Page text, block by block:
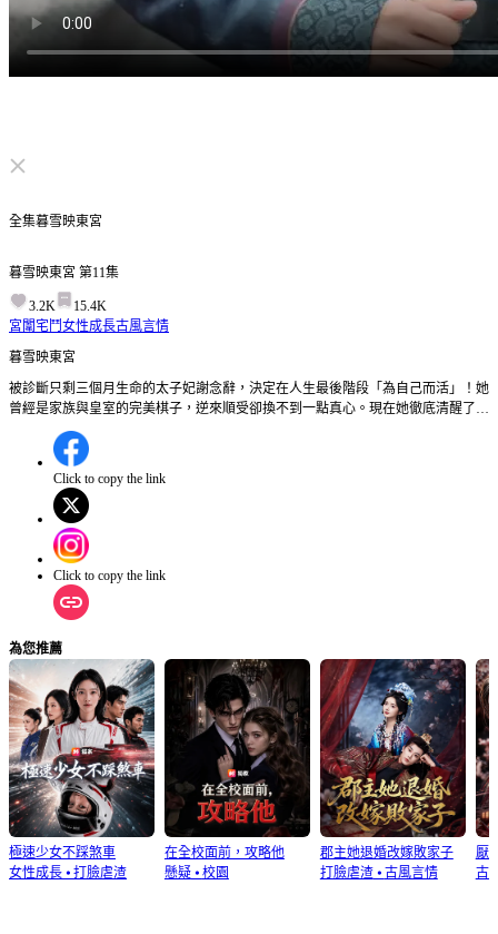
点击取消静音
全集暮雪映東宮
暮雪映東宮 第11集
3.2K
15.4K
宮闈宅鬥女性成長古風言情
暮雪映東宮
被診斷只剩三個月生命的太子妃謝念辭，決定在人生最後階段「為自己而活」！她
曾經是家族與皇室的完美棋子，逆來順受卻換不到一點真心。現在她徹底清醒了
——倒掉苦藥、拋開禮法，還狠狠賞了惡兄巴掌，智鬥心機宮妃、舌戰皇后，一連
串爆走行徑震驚整個朝野！連一向對她不屑一顧的太子蕭珩，也忍不住對她刮目相
看。而在步球比賽中，她化名參賽、驚豔全場，更在關鍵時刻揭開身份，讓所有人
看見她隱藏已久的鋒芒。夕陽下，她笑得肆意又閃亮，像一道光直接撞進太子心
裡……這場「向死而生」的瘋狂逆襲，究竟會讓太子追妻成功，還是她將在三個月
後瀟灑離開？
Click to copy the link
Click to copy the link
為您推薦
極速少女不踩煞車
女性成長 ⦁ 打臉虐渣
在全校面前，攻略他
懸疑⦁ 校園
郡主她退婚改嫁敗家子
打臉虐渣⦁ 古風言情
厭
古